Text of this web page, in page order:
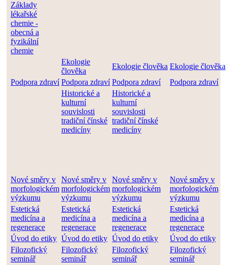
Základy
lékařské
chemie -
obecná a
fyzikální
chemie
Ekologie
člověka
Ekologie člověka Ekologie člověka
Podpora zdraví Podpora zdraví Podpora zdraví
Podpora zdraví
Historické a
kulturní
souvislosti
tradiční čínské
medicíny
Historické a
kulturní
souvislosti
tradiční čínské
medicíny
Nové směry v
morfologickém
výzkumu
Nové směry v
morfologickém
výzkumu
Nové směry v
morfologickém
výzkumu
Nové směry v
morfologickém
výzkumu
Estetická
medicína a
regenerace
Estetická
medicína a
regenerace
Estetická
medicína a
regenerace
Estetická
medicína a
regenerace
Úvod do etiky Úvod do etiky Úvod do etiky
Úvod do etiky
Filozofický
seminář
Filozofický
seminář
Filozofický
seminář
Filozofický
seminář